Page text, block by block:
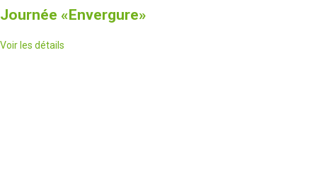
Journée «Envergure»
Voir les détails